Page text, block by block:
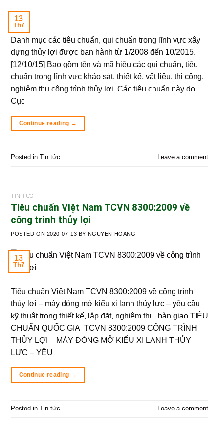
13
Th7
Danh mục các tiêu chuẩn, qui chuẩn trong lĩnh vực xây
dựng thủy lợi được ban hành từ 1/2008 đến 10/2015.
[12/10/15] Bao gồm tên và mã hiệu các qui chuẩn, tiêu
chuẩn trong lĩnh vực khảo sát, thiết kế, vật liệu, thi công,
nghiệm thu công trình thủy lợi. Các tiêu chuẩn này do
Cục
Continue reading →
Posted in Tin tức Leave a comment
TIN TỨC
Tiêu chuẩn Việt Nam TCVN 8300:2009 về
công trình thủy lợi
POSTED ON 2020-07-13 BY NGUYEN HOANG
13
Th7
Tiêu chuẩn Việt Nam TCVN 8300:2009 về công trình
thủy lợi – máy đóng mở kiểu xi lanh thủy lực – yêu cầu
kỹ thuật trong thiết kế, lắp đặt, nghiệm thu, bàn giao TIÊU
CHUẨN QUỐC GIA TCVN 8300:2009 CÔNG TRÌNH
THỦY LỢI – MÁY ĐÓNG MỞ KIỂU XI LANH THỦY
LỰC – YÊU
Continue reading →
Posted in Tin tức Leave a comment